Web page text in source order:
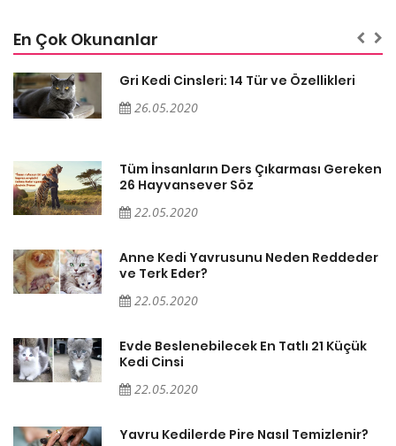
En Çok Okunanlar
Gri Kedi Cinsleri: 14 Tür ve Özellikleri
26.05.2020
Tüm İnsanların Ders Çıkarması Gereken
26 Hayvansever Söz
22.05.2020
Anne Kedi Yavrusunu Neden Reddeder
ve Terk Eder?
22.05.2020
Evde Beslenebilecek En Tatlı 21 Küçük
Kedi Cinsi
22.05.2020
Yavru Kedilerde Pire Nasıl Temizlenir?